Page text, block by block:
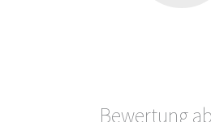
Bewertung